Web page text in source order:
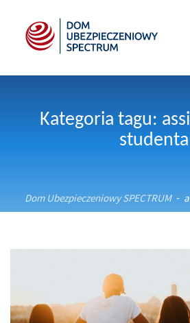
Kategoria tagu:
studenta
Dom Ubezpieczeniowy SPECTRUM -